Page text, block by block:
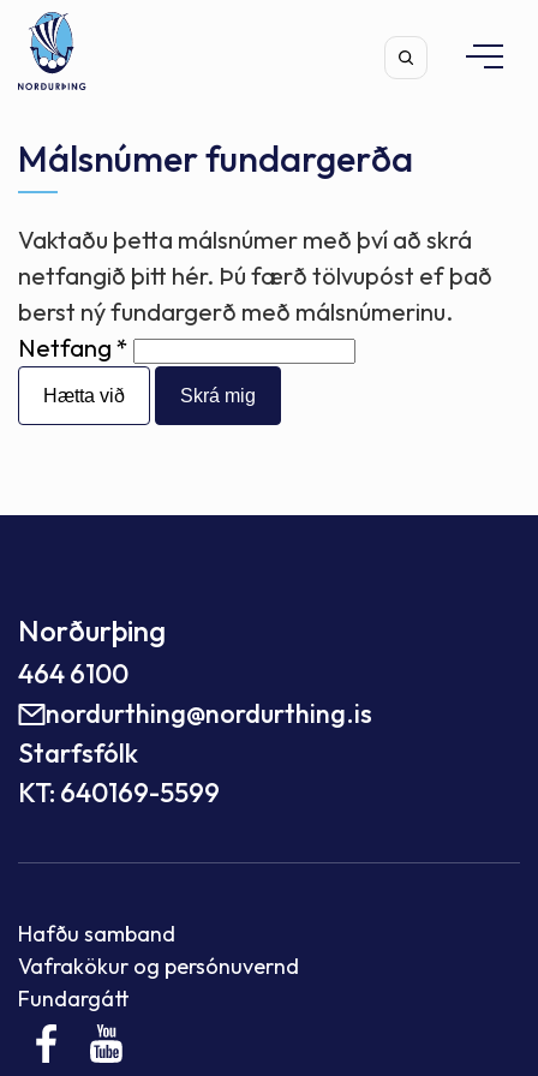
Leita
Málsnúmer fundargerða
Vaktaðu þetta málsnúmer með því að skrá
netfangið þitt hér. Þú færð tölvupóst ef það
berst ný fundargerð með málsnúmerinu.
Netfang
Hætta við
Norðurþing
464 6100
nordurthing@nordurthing.is
Starfsfólk
KT: 640169-5599
Hafðu samband
Vafrakökur og persónuvernd
Fundargátt